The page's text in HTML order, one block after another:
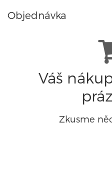
E-mail:
Zapomenuté heslo
Objednávka
Váš
Zkusme